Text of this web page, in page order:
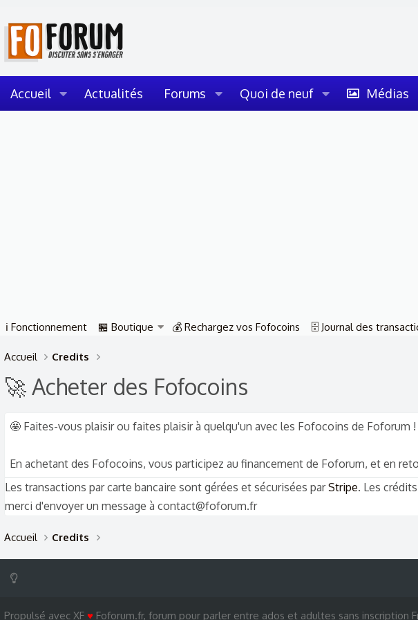
Accueil Actualités Forums Quoi de neuf Médias
ℹ️ Fonctionnement 🏪 Boutique 💰 Rechargez vos Fofocoins 🗄️ Journal des
Accueil Credits
🚀 Acheter des Fofocoins
🤩 Faites-vous plaisir ou faites plaisir à quelqu'un avec les Fofocoins de Foforum !
En achetant des Fofocoins, vous participez au financement de Foforum, et en
Les transactions par carte bancaire sont gérées et sécurisées parStripe. Les
merci d'envoyer un message à contact@foforum.fr
Accueil Credits
Propulsé avec XF ♥ Foforum.fr, forum pour parler entre ados et adultes sans inscription